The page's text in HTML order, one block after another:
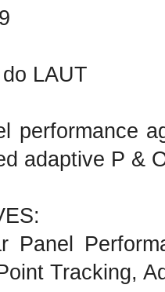
LAUT
performance
adaptive P &
Panel
Tracking,